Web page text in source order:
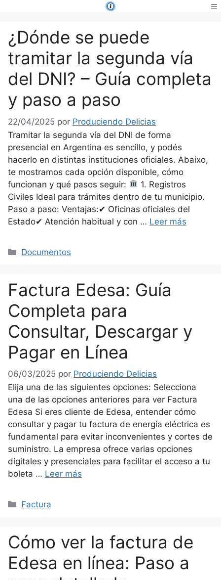
contenido
¿Dónde se puede
tramitar la segunda vía
del DNI? – Guía completa
y paso a paso
22/04/2025 por Produciendo Delicias
Tramitar la segunda vía del DNI de forma
presencial en Argentina es sencillo, y podés
hacerlo en distintas instituciones oficiales. Abaixo,
te mostramos cada opción disponible, cómo
funcionan y qué pasos seguir:
1. Registros
Civiles Ideal para trámites dentro de tu municipio.
Paso a paso: Ventajas:✔︎ Oficinas oficiales del
Estado✔︎ Atención habitual y con … Leer más
Categorías
Documentos
Factura Edesa: Guía
Completa para
Consultar, Descargar y
Pagar en Línea
06/03/2025 por Produciendo Delicias
Elija una de las siguientes opciones: Selecciona
una de las opciones anteriores para ver Factura
Edesa Si eres cliente de Edesa, entender cómo
consultar y pagar tu factura de energía eléctrica es
fundamental para evitar inconvenientes y cortes de
suministro. La empresa ofrece varias opciones
digitales y presenciales para facilitar el acceso a tu
boleta … Leer más
Categorías
Factura
Cómo ver la factura de
Edesa en línea: Paso a